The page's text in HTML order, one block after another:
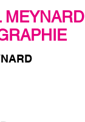
MEYNARD